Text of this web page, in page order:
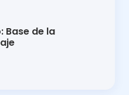
Base de la